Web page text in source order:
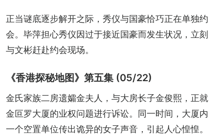
正当谜底逐步解开之际，秀仪与国豪恰巧正在单独约
会。毕萍担心秀仪因过于接近国豪而发生状况，立刻
与文彬赶赴约会现场。
《香港探秘地图》第五集 (05/22)
金氏家族二房遗孀金夫人，与大房长子金俊熙，正就
金叵罗大厦的业权问题进行诉讼。同一时间，大厦内
一个空置单位传出诡异的女子声音，引起人心惶惶。